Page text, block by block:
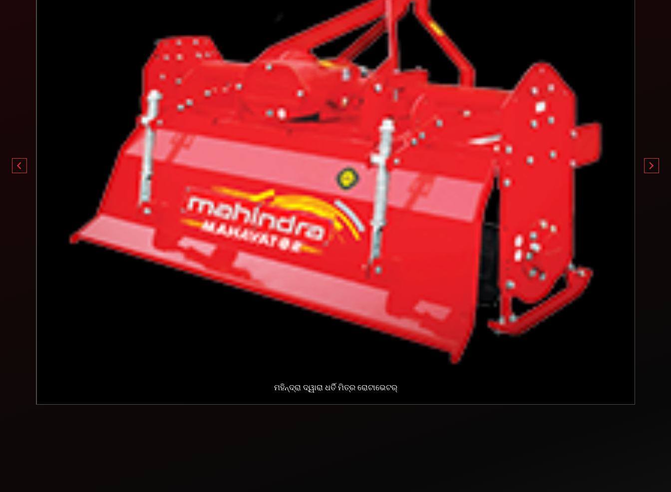
ମହିନ୍ଦ୍ରା ଦ୍ୱାରା ଧର୍ତି ମିତ୍ର ରୋଟାଭେଟର୍